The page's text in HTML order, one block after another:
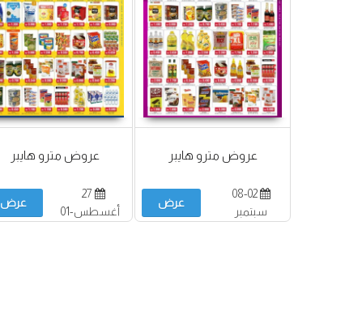
عروض مترو هايبر
08-02
سبتمبر
عرض
عروض مترو هايبر
27
أغسطس-01
عرض